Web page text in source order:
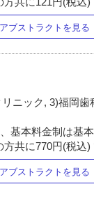
アブストラクトを見る
ニック, 3)福岡歯
基本料金制は基本
共に770円(税込)
アブストラクトを見る